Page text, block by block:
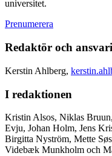
universitet.
Prenumerera
Redaktör och
Kerstin Ahlberg,
I redaktionen
Kristin Alsos, Niklas
Evju, Johan Holm, Jens
Birgitta Nyström, Mette
Videbæk Munkholm och